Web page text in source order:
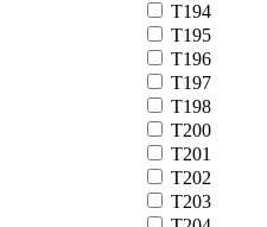
Т194
Т195
Т196
Т197
Т198
Т200
Т201
Т202
Т203